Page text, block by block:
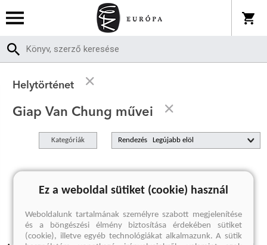
Helytörténet
Giap Van Chung művei
Kategóriák Rendezés
A keresett kifejezésre nincs találat
Ez a weboldal sütiket (cookie) használ
Weboldalunk tartalmának személyre szabott megjelenítése
és a böngészési élmény biztosítása érdekében sütiket
(cookie), illetve egyéb technológiákat alkalmazunk. A sütik